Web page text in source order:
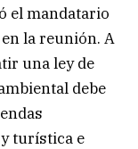
el mandatario
la reunión. A
una ley de
debe
turística e